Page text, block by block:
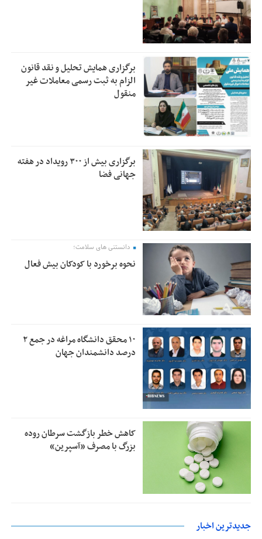
برگزاری همایش تحلیل و نقد قانون
الزام به ثبت رسمی معاملات غیر
منقول
برگزاری بیش از ۳۰۰ رویداد در هفته
جهانی فضا
دانستنی های سلامت؛
نحوه برخورد با کودکان بیش فعال
۱۰ محقق دانشگاه مراغه در جمع ۲
درصد دانشمندان جهان
کاهش خطر بازگشت سرطان روده
بزرگ با مصرف «آسپرین»
جدیدترین اخبار